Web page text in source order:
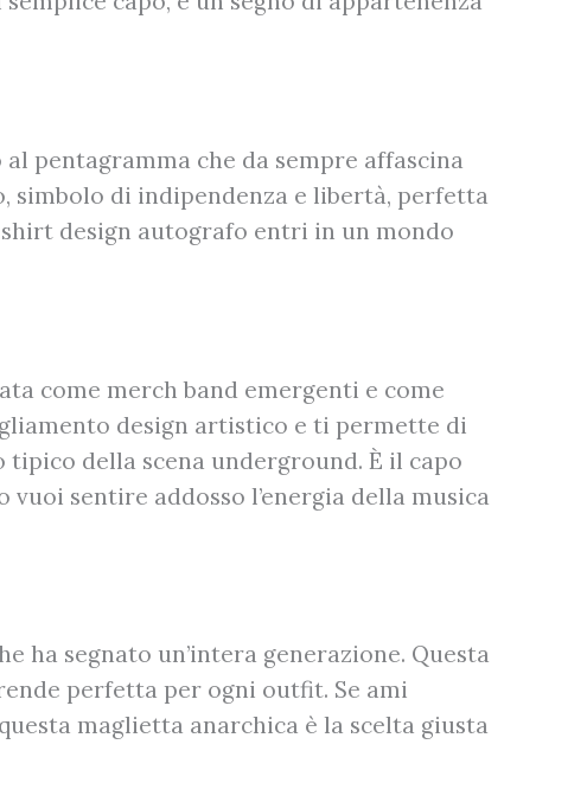
pentagramma che da sempre affascina
simbolo di indipendenza e libertà, perfetta
design autografo entri in un mondo
come merch band emergenti e come
design artistico e ti permette di
della scena underground. È il capo
sentire addosso l’energia della musica
ha segnato un’intera generazione. Questa
perfetta per ogni outfit. Se ami
maglietta anarchica è la scelta giusta